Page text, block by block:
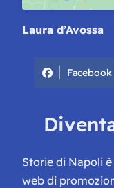
Laura d’Avossa
Facebook
Storie di Napoli
web di